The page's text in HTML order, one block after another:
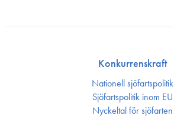
Konkurrenskraft
Nationell sjöfartspolitik
Sjöfarts­politik inom EU
Nyckeltal för sjöfarten